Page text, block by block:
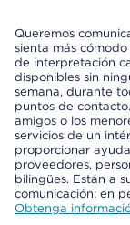
Queremos
sienta más
de interpretación
disponibles sin
semana, durante
puntos de
amigos o los
servicios de un
proporcionar
proveedores,
bilingües. Están a
comunicación: en
Obtenga